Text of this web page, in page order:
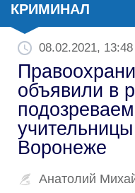
КРИМИНАЛ
08.02.2021, 13:48
объявили в
Воронеже
Анатолий